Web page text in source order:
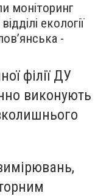
моніторинг
екології
-
філії ДУ
виконують